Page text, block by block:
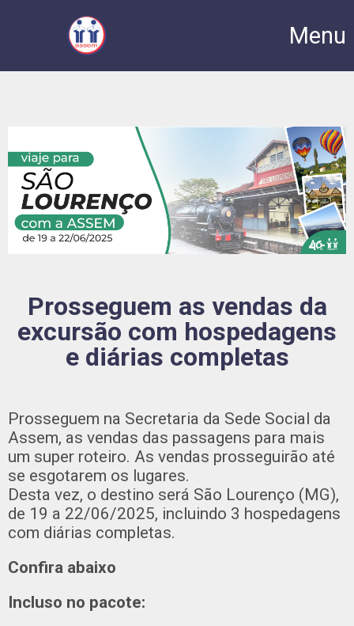
Menu
Prosseguem as vendas da
excursão com hospedagens
e diárias completas
Prosseguem na Secretaria da Sede Social da
Assem, as vendas das passagens para mais
um super roteiro. As vendas prosseguirão até
se esgotarem os lugares.
Desta vez, o destino será São Lourenço (MG),
de 19 a 22/06/2025, incluindo 3 hospedagens
com diárias completas.
Confira abaixo
Incluso no pacote: